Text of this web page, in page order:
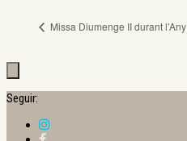
Missa Diumenge II durant l’Any
Seguir: